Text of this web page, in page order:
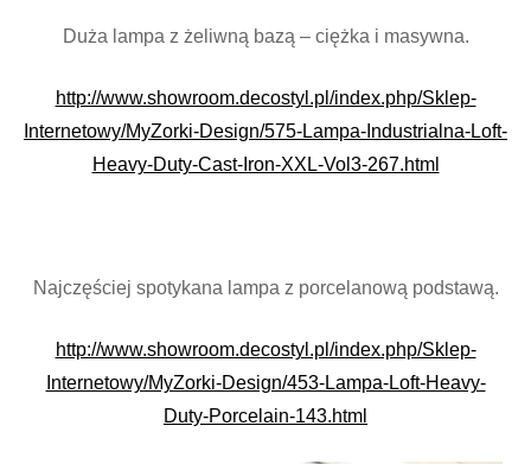
Duża lampa z żeliwną bazą – ciężka i masywna.
http://www.showroom.decostyl.pl/index.php/Sklep-
Internetowy/MyZorki-Design/575-Lampa-Industrialna-Loft-
Heavy-Duty-Cast-Iron-XXL-Vol3-267.html
Najczęściej spotykana lampa z porcelanową podstawą.
http://www.showroom.decostyl.pl/index.php/Sklep-
Internetowy/MyZorki-Design/453-Lampa-Loft-Heavy-
Duty-Porcelain-143.html